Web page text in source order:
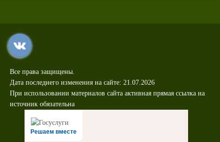
Все права защищены.
Дата последнего изменения на сайте: 21.07.2026
При использовании материалов сайта активная прямая ссылка на
источник обязательна
Решаем вместе